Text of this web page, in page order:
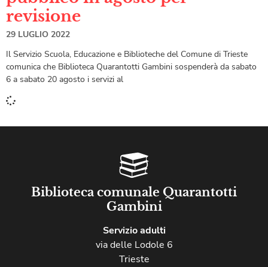
revisione
29 LUGLIO 2022
Il Servizio Scuola, Educazione e Biblioteche del Comune di Trieste
comunica che Biblioteca Quarantotti Gambini sospenderà da sabato
6 a sabato 20 agosto i servizi al
Biblioteca comunale Quarantotti
Gambini
Servizio adulti
via delle Lodole 6
Trieste